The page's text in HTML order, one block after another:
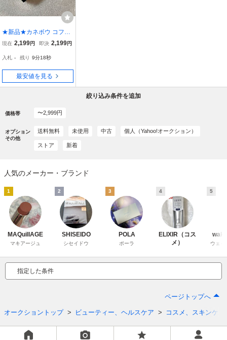
★新品★カネボウ コフレ
ドール アイゾーンコンシ
化粧下地 オールシーズン
用
現在 2,199円 即決 2,199円
入札 - 残り 9分18秒
最安値を見る
絞り込み条件を追加
価格帯 〜2,999円
オプション
その他
送料無料 未使用 中古 個人（Yahoo!オークション）
ストア 新着
人気のメーカー・ブランド
1
MAQuillAGE
マキアージュ
2
SHISEIDO
シセイドウ
3
POLA
ポーラ
4
ELIXIR（コス
メ）
5
ウェイ
指定した条件
ページトップへ
オークショントップ ビューティー、ヘルスケア コスメ、スキンケア